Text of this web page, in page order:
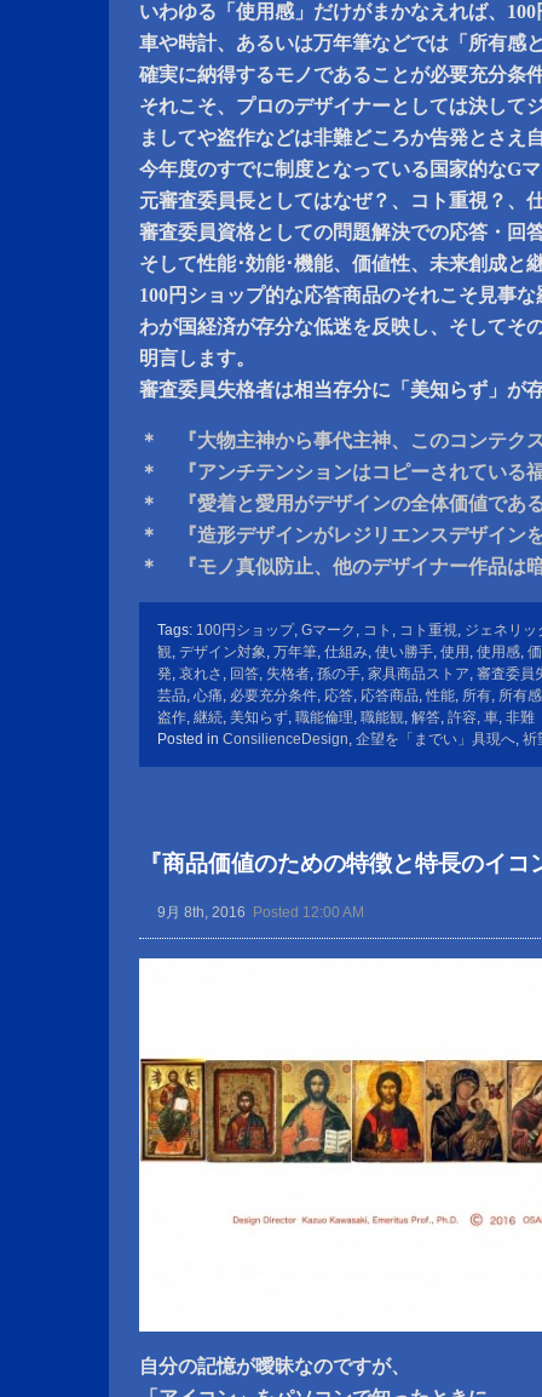
いわゆる「使用感」だけがまかなえれば、
車や時計、あるいは万年筆などでは「所有感
確実に納得するモノであることが必要充分条
それこそ、プロのデザイナーとしては決して
ましてや盗作などは非難どころか告発とさえ
今年度のすでに制度となっている国家的なG
元審査委員長としてはなぜ？、コト重視？、
審査委員資格としての問題解決での応答・回
そして性能･効能･機能、価値性、未来創成と
100円ショップ的な応答商品のそれこそ見事な
わが国経済が存分な低迷を反映し、そしてそ
明言します。
審査委員失格者は相当存分に「美知らず」が
＊ 『大物主神から事代主神、このコンテク
＊ 『アンチテンションはコピーされている
＊ 『愛着と愛用がデザインの全体価値であ
＊ 『造形デザインがレジリエンスデザイン
＊ 『モノ真似防止、他のデザイナー作品は
Tags: 100円ショップ, Gマーク , コト , コト重視, ジェネリッ
観, デザイン対象, 万年筆, 仕組み, 使い勝手, 使用 , 使用感,
発, 哀れさ , 回答, 失格者, 孫の手, 家具商品ストア, 審査委員
芸品, 心痛, 必要充分条件, 応答, 応答商品,性能, 所有, 所有感
盗作, 継続, 美知らず, 職能倫理, 職能観, 解答, 許容, 車, 非難
Posted in ConsilienceDesign, 企望を「までい」具現へ, 祈
『商品価値のための特徴と特長のイコ
9月 8th, 2016 Posted 12:00 AM
自分の記憶が曖昧なのですが、